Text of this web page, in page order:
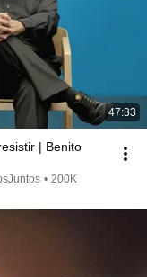
47:33
| Benito
• 200K